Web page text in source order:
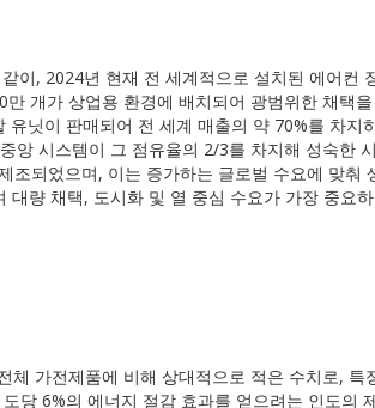
이, 2024년 현재 전 세계적으로 설치된 에어컨
개가 상업용 환경에 배치되어 광범위한 채택
닛이 판매되어 전 세계 매출의 약 70%를 차지
앙 시스템이 그 점유율의 2/3를 차지해 성숙한
되었으며, 이는 증가하는 글로벌 수요에 맞춰
량 채택, 도시화 및 열 중심 수요가 가장 중요
가전제품에 비해 상대적으로 적은 수치로, 특
당 6%의 에너지 절감 효과를 얻으려는 인도의